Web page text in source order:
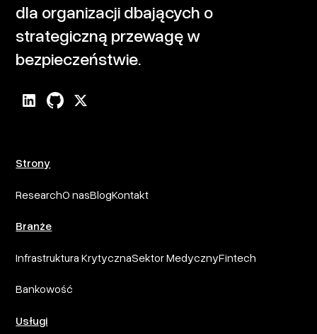
dla organizacji dbających o
strategiczną przewagę w
bezpieczeństwie.
Strony
ResearchO nasBlogKontakt
Branże
Infrastruktura KrytycznaSektor MedycznyFintech
Bankowość
Usługi